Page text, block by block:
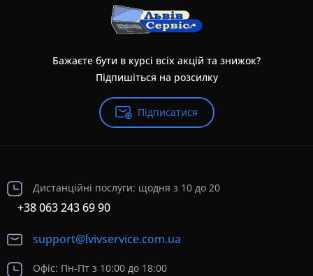
Бажаєте бути в курсі всіх акцій та знижок?
Підпишіться на розсилку
Підписатися
Дистанційні послуги: щодня з 10 до 20
+38 063 243 69 90
support@lvivservice.com.ua
Офіс: Пн-Пт з 10:00 до 18:00